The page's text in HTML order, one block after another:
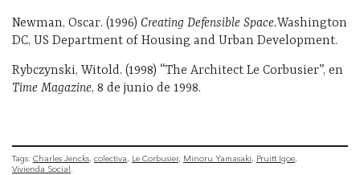
Newman, Oscar. (1996) Creating Defensible Space.Washington
DC, US Department of Housing and Urban Development.
Rybczynski, Witold. (1998) “The Architect Le Corbusier”, en
Time Magazine, 8 de junio de 1998.
Tags: Charles Jencks colectiva Le Corbusier Minoru Yamasaki
Pruitt Igoe
Vivienda Social